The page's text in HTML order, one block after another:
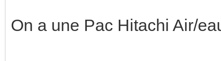
On a une Pac Hitachi Air/